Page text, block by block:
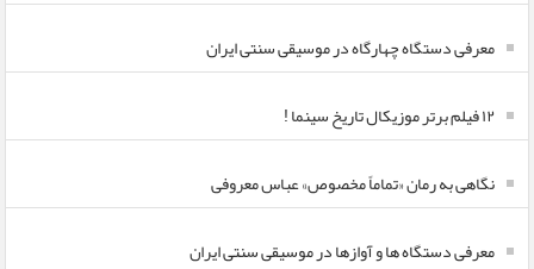
معرفی دستگاه چهارگاه در موسیقی سنتی ایران
۱۲ فیلم برتر موزیکال تاریخ سینما !
نگاهی به رمان «تماماً مخصوص» عباس معروفی
معرفی دستگاه ها و آوازها در موسیقی سنتی ایران